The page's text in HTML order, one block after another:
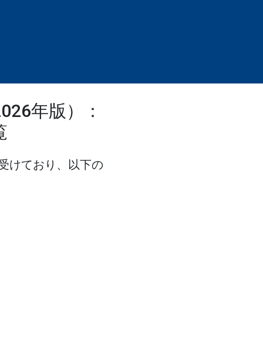
年版）：
けており、以下の